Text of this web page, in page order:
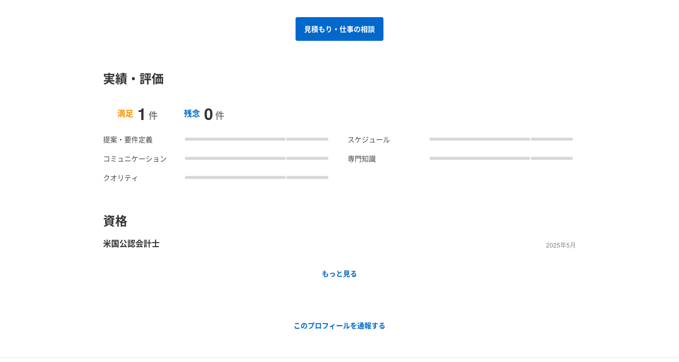
見積もり・仕事の相談
実績・評価
満足 1 件 残念 0件
提案・要件定義
コミュニケーション
クオリティ
スケジュール
専門知識
資格
米国公認会計士 2025年5月
もっと見る
このプロフィールを通報する